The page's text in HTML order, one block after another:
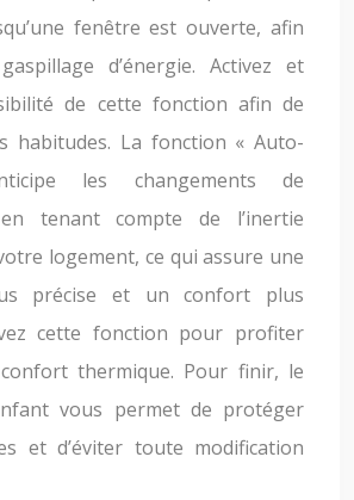
fenêtre est ouverte, afin
d’énergie. Activez et
de cette fonction afin de
habitudes. La fonction « Auto-
les changements de
tenant compte de l’inertie
logement, ce qui assure une
précise et un confort plus
cette fonction pour profiter
thermique. Pour finir, le
vous permet de protéger
et d’éviter toute modification